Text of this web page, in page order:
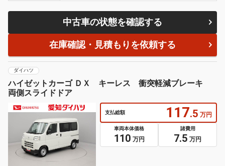
中古車の状態を確認する
在庫確認・見積もりを依頼する
ダイハツ
ハイゼットカーゴ ＤＸ キーレス 衝突軽減ブレーキ
両側スライドドア
支払総額 117.5 万円
車両本体価格
110 万円
諸費用
7.5 万円